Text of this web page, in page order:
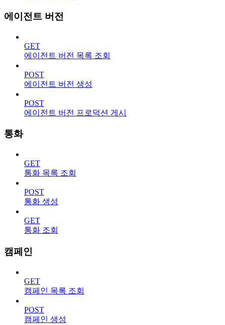
에이전트 버전
GET
에이전트 버전 목록 조회
POST
에이전트 버전 생성
POST
에이전트 버전 프로덕션 게시
통화
GET
통화 목록 조회
POST
통화 생성
GET
통화 조회
캠페인
GET
캠페인 목록 조회
POST
캠페인 생성